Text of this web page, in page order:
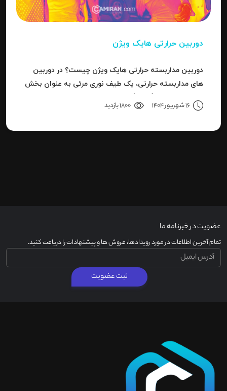
دوربین حرارتی هایک ویژن
دوربین مداربسته حرارتی هایک ویژن چیست؟ در دوربین
های مداربسته حرارتی، یک طیف نوری مرئی به عنوان بخش
سری دوربین هاست.
16 شهریور 1404 1800 بازدید
عضویت در خبرنامه ما
تمام آخرین اطلاعات در مورد رویدادها، فروش ها و پیشنهادات را دریافت کنید.
ثبت عضویت